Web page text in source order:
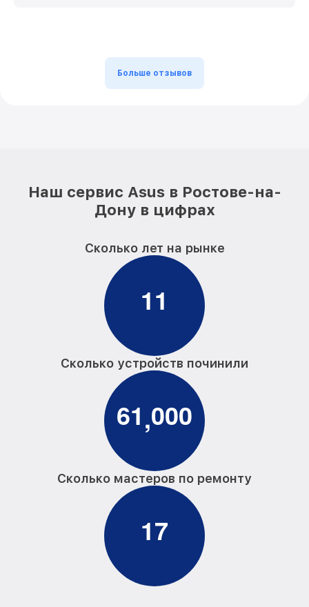
Больше отзывов
Наш сервис Asus в Ростове-на-
Дону в цифрах
Сколько лет на рынке
11
Сколько устройств починили
61,000
Сколько мастеров по ремонту
17